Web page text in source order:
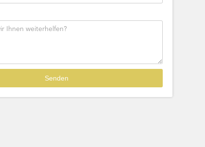
Bestseller
Sofort lieferbar
39,99